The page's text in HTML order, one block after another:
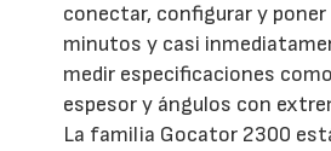
conectar, configurar y poner
minutos y casi
medir especificaciones
espesor y ángulos con
La familia Gocator 2300